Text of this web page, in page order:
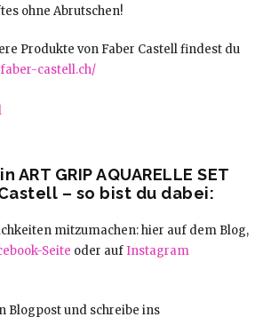
ohne Abrutschen!
Produkte von Faber Castell findest du
castell.ch/
ART GRIP AQUARELLE SET
– so bist du dabei:
mitzumachen: hier auf dem Blog,
Seite oder aufInstagram
Blogpost und schreibe ins